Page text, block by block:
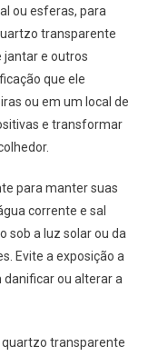
ou esferas, para
transparente
jantar e outros
que ele
ou em um local de
e transformar
para manter suas
corrente e sal
sob a luz solar ou da
Evite a exposição a
ou alterar a
quartzo transparente